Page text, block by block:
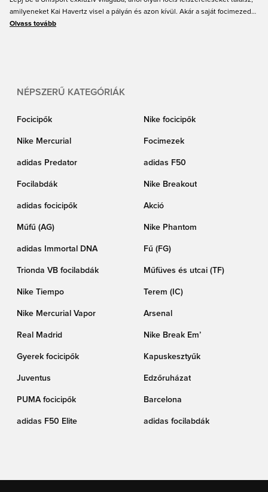
amilyeneket Kai Havertz visel a pályán és azon kívül. Akár a saját focimezedet
nézed ki Havertz felirattal a hátán, akár Kai fürgeségét szeretnéd utánozni a
Olvass tovább
NÉPSZERŰ KATEGÓRIÁK
Focicipők Nike focicipők
Nike Mercurial Focimezek
adidas Predator adidas F50
Focilabdák Nike Breakout
adidas focicipők Akció
Műfű (AG) Nike Phantom
adidas Immortal DNA Fű (FG)
Trionda VB focilabdák Műfüves és utcai (TF)
Nike Tiempo Terem (IC)
Nike Mercurial Vapor Arsenal
Real Madrid Nike Break Em’
Gyerek focicipők Kapuskesztyűk
Juventus Edzőruházat
PUMA focicipők Barcelona
adidas F50 Elite adidas focilabdák